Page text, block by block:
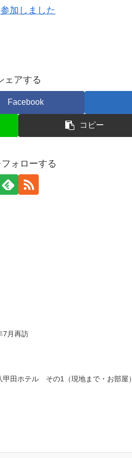
加しました
ェアする
Facebook
コピー
ォローする
月再訪
甲田ホテル その1（現地まで・お部屋）